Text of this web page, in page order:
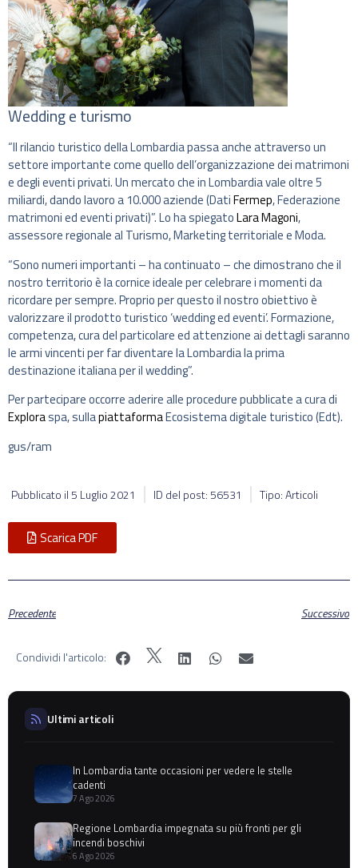
Wedding e turismo
“Il rilancio turistico della Lombardia passa anche attraverso un
settore importante come quello dell’organizzazione dei matrimoni
e degli eventi privati. Un mercato che in Lombardia vale oltre 5
miliardi, dando lavoro a 10.000 aziende (DatiFermep, Federazione
matrimoni ed eventi privati)”. Lo ha spiegatoLara Magoni,
assessore regionale al Turismo, Marketing territoriale e Moda.
“Sono numeri importanti – ha continuato – che dimostrano che il
nostro territorio è la cornice ideale per celebrare i momenti da
ricordare per sempre. Proprio per questo il nostro obiettivo è
valorizzare il prodotto turistico ‘wedding ed eventi’. Formazione,
competenza, cura del particolare ed attenzione ai dettagli saranno
le armi vincenti per far diventare la Lombardia la prima
destinazione italiana per il wedding”.
Per partecipare occorre aderire alle procedure pubblicate a cura di
Exploraspa, sullapiattaformaEcosistema digitale turistico (Edt).
gus/ram
Pubblicato il 5 Luglio 2021 ID del post: 56531 Tipo: Articoli
Scarica PDF
Precedente Successivo
Condividi l'articolo:
Ultimi articoli
In Lombardia tante occasioni per vedere le stelle
cadenti
7 Ago 2026
Regione Lombardia impegnata su più fronti per gli
incendi boschivi
6 Ago 2026